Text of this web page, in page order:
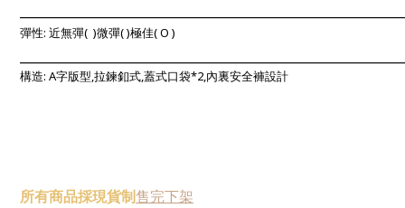
彈性: 近無彈( )微彈()極佳(O )
構造: A字版型,拉鍊釦式,蓋式口袋*2,內裏安全褲設計
所有商品採現貨制售完下架